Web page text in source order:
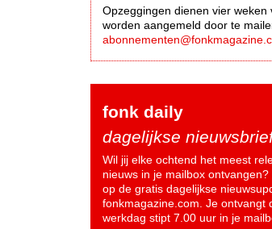
Opzeggingen dienen vier weken
worden aangemeld door te
fonk daily
dagelijkse
Wil jij elke ochtend het meest
nieuws in je mailbox ontvangen?
op de gratis dagelijkse
fonkmagazine.com. Je ontvangt
werkdag stipt 7.00 uur in je